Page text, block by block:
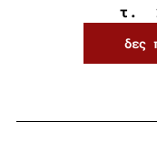
τ.
δες